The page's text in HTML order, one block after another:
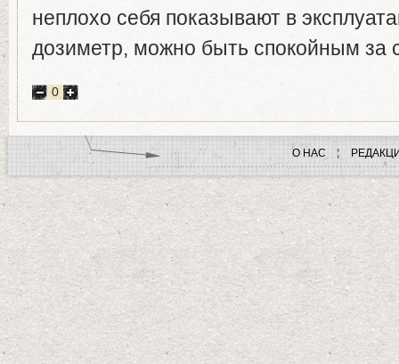
неплохо себя показывают в
дозиметр, можно быть спокойным за
0
О НАС